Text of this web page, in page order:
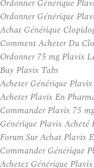
Ordonner Générique
Ordonner Générique
Achat Générique
Comment Acheter Du
Ordonner 75 mg Plavix
Buy Plavix Tabs
Acheter Générique
Acheter Plavix En
Commander Plavix 75
Générique Plavix Acheté
Forum Sur Achat Plavix
Commander Générique
Achetez Générique